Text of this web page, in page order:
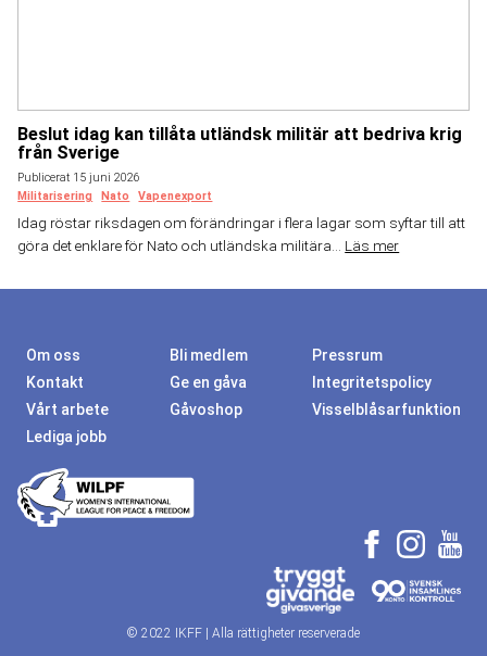
Beslut idag kan tillåta utländsk militär att bedriva krig
från Sverige
Publicerat 15 juni 2026
Militarisering
Nato Vapenexport
Idag röstar riksdagen om förändringar i flera lagar som syftar till att
göra det enklare för Nato och utländska militära... Läs mer
Om oss Bli medlem
Pressrum
Kontakt
Ge en gåva
Integritetspolicy
Vårt arbete
Gåvoshop
Visselblåsarfunktion
Lediga jobb
© 2022 IKFF | Alla rättigheter reserverade